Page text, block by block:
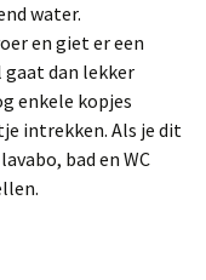
water.
en giet er een
gaat dan lekker
enkele kopjes
intrekken. Als je dit
bad en WC